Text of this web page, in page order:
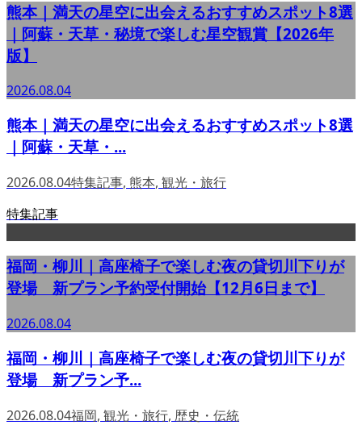
熊本｜満天の星空に出会えるおすすめスポット8選
｜阿蘇・天草・秘境で楽しむ星空観賞【2026年
版】
2026.08.04
熊本｜満天の星空に出会えるおすすめスポット8選
｜阿蘇・天草・...
2026.08.04特集記事, 熊本, 観光・旅行
特集記事
福岡・柳川｜高座椅子で楽しむ夜の貸切川下りが
登場 新プラン予約受付開始【12月6日まで】
2026.08.04
福岡・柳川｜高座椅子で楽しむ夜の貸切川下りが
登場 新プラン予...
2026.08.04福岡, 観光・旅行, 歴史・伝統